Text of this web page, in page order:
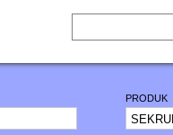
PRODUK